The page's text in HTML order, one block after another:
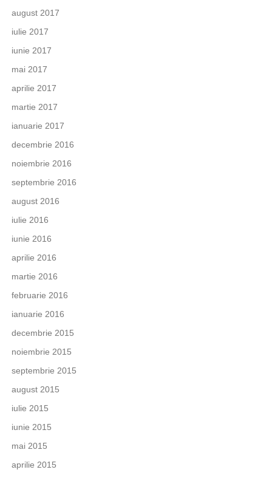
august 2017
iulie 2017
iunie 2017
mai 2017
aprilie 2017
martie 2017
ianuarie 2017
decembrie 2016
noiembrie 2016
septembrie 2016
august 2016
iulie 2016
iunie 2016
aprilie 2016
martie 2016
februarie 2016
ianuarie 2016
decembrie 2015
noiembrie 2015
septembrie 2015
august 2015
iulie 2015
iunie 2015
mai 2015
aprilie 2015